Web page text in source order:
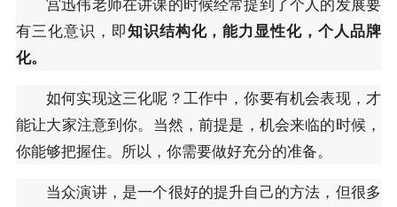
有三化意识，即知识结构化，能力显性化，个人品牌
化。
如何实现这三化呢？工作中，你要有机会表现，才
能让大家注意到你。当然，前提是，机会来临的时候，
你能够把握住。所以，你需要做好充分的准备。
当众演讲，是一个很好的提升自己的方法，但很多